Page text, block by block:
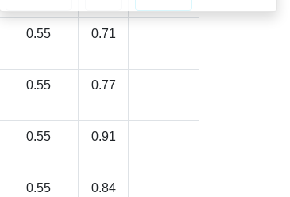
0.55 0.71
0.55 0.77
0.55 0.91
0.55 0.84